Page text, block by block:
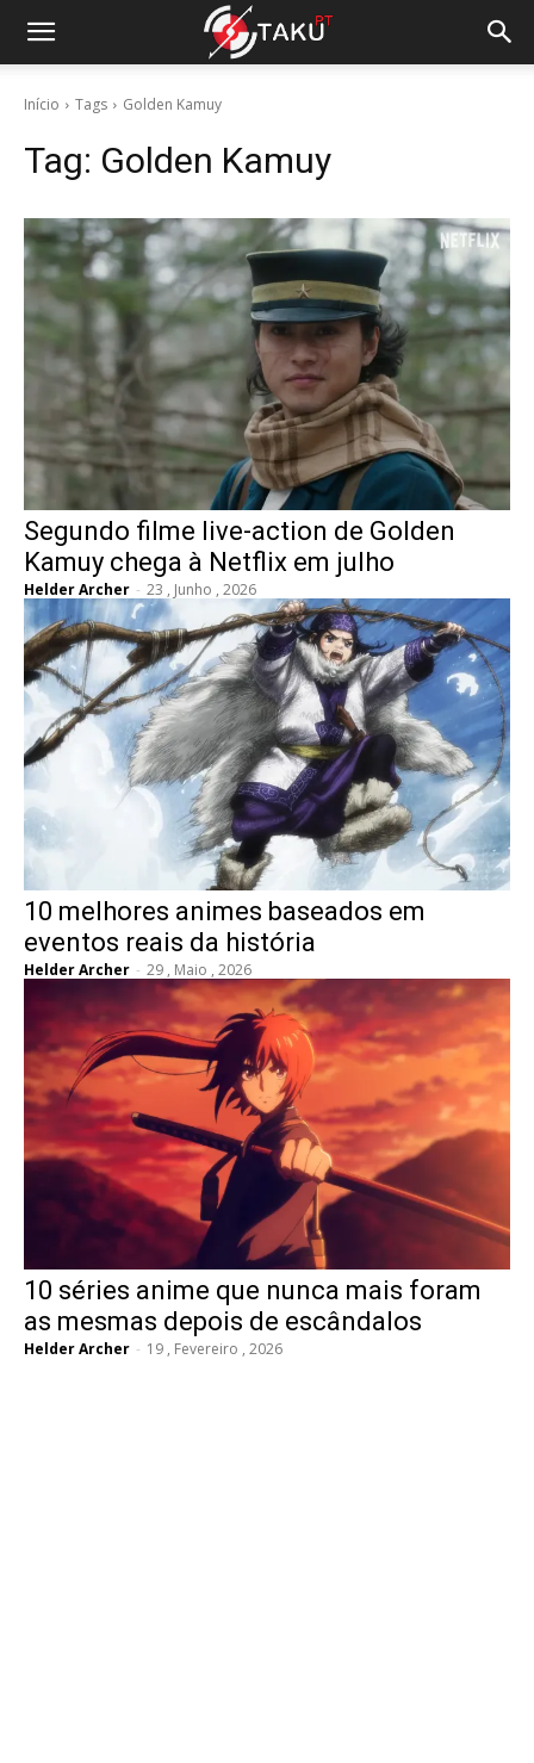
Início Tags Golden Kamuy
Tag: Golden Kamuy
Segundo filme live-action de Golden
Kamuy chega à Netflix em julho
Helder Archer - 23 , Junho , 2026
10 melhores animes baseados em
eventos reais da história
Helder Archer - 29 , Maio , 2026
10 séries anime que nunca mais foram
as mesmas depois de escândalos
Helder Archer - 19 , Fevereiro , 2026